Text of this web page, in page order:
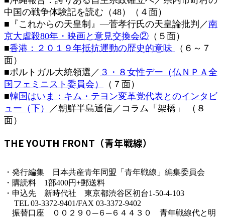
中国の戦争体験記を読む（48）（４面）
■『これからの天皇制』―菅孝行氏の天皇論批判／南
京大虐殺80年・映画と意見交換会② （５面）
■香港：２０１９年抵抗運動の歴史的意味
（６～７
面）
■ポルトガル大統領選／ ３・８女性デー（仏ＮＰＡ全
国フェミニスト委員会）
（７面）
■韓国はいま：キム・テヨン変革党代表とのインタビ
ュー（下）
／朝鮮半島通信／コラム「架橋」 （８
面）
THE YOUTH FRONT（青年戦線）
・発行編集 日本共産青年同盟「青年戦線」編集委員会
・購読料 1部400円+郵送料
・申込先 新時代社 東京都渋谷区初台1-50-4-103
TEL 03-3372-9401/FAX 03-3372-9402
振替口座 ００２９０─６─６４４３０ 青年戦線代と明